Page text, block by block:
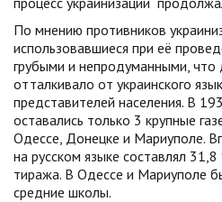
По мнению противников
использовавшиеся при её
грубыми и непродуманными, что
отталкивало от украинского
представителей населения. В
оставались только 3 крупные
Одессе, Донецке и Мариуполе.
на русском языке составлял
тиража. В Одессе и Мариуполе
средние школы.